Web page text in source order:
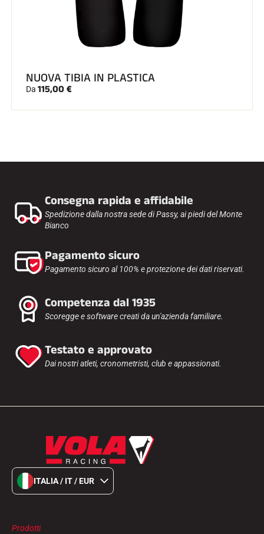
NUOVA TIBIA IN PLASTICA
Da 115,00 €
Consegna rapida e affidabile
Spedizione dalla nostra sede di Passy, ai piedi del Monte
Bianco
Pagamento sicuro
Pagamento sicuro al 100% e protezione dei dati riservati.
Competenza dal 1935
Scoregge e software creati da un'azienda familiare.
Testato e approvato
Dai nostri atleti, cronometristi, club e appassionati.
ITALIA / IT / EUR
Prodotti